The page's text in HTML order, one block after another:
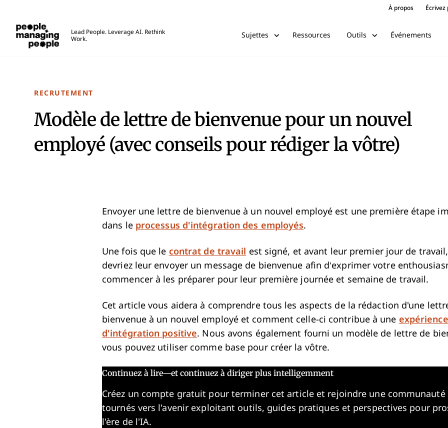
À propos Écrivez
Lead People. Leverage AI. Rethink
Work.
Sujettes Ressources Outils Événements
RECRUTEMENT
Modèle de lettre de bienvenue pour un nouvel
employé (avec conseils pour rédiger la vôtre)
Envoyer une lettre de bienvenue à un nouvel employé est une première étape
dans le processus d'intégration des employés.
Une fois que le contrat de travail
est signé, et avant leur premier jour de
devriez leur envoyer un message de bienvenue afin d’exprimer votre
commencer à les préparer pour leur première journée et semaine de travail.
Cet article vous aidera à comprendre tous les aspects de la rédaction d'une
bienvenue à un nouvel employé et comment celle-ci contribue à une expérience
d'intégration positive. Nous avons également fourni un modèle de lettre de
vous pouvez utiliser comme base pour créer la vôtre.
Continuez à lire—et continuez à diriger plus intelligemment
Créez un compte gratuit pour terminer cet article et rejoindre une communauté
tournés vers l'avenir exploitant outils, guides pratiques et perspectives pour
l'ère de l'IA.